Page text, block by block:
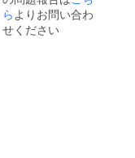
ら よりお問い合わ
せください